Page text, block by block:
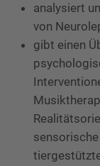
analysiert
von
gibt einen